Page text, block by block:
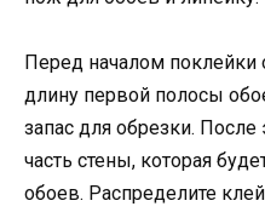
Перед началом поклейки
длину первой полосы
запас для обрезки. После
часть стены, которая
обоев. Распределите